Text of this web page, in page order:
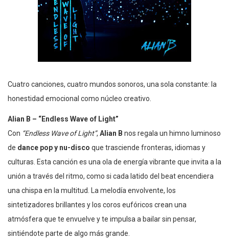
Cuatro canciones, cuatro mundos sonoros, una sola constante: la
honestidad emocional como núcleo creativo.
Alian B – “Endless Wave of Light”
Con “Endless Wave of Light”, Alian B nos regala un himno luminoso
de dance pop y nu-disco que trasciende fronteras, idiomas y
culturas. Esta canción es una ola de energía vibrante que invita a la
unión a través del ritmo, como si cada latido del beat encendiera
una chispa en la multitud. La melodía envolvente, los
sintetizadores brillantes y los coros eufóricos crean una
atmósfera que te envuelve y te impulsa a bailar sin pensar,
sintiéndote parte de algo más grande.